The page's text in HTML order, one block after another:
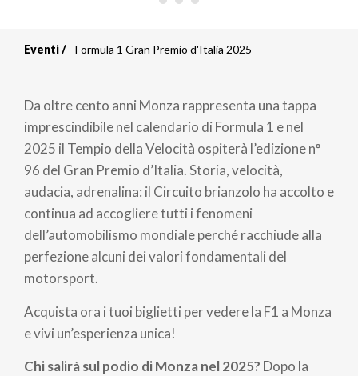
di
pane
Eventi Formula 1 Gran Premio d'Italia 2025
Da oltre cento anni Monza rappresenta una tappa
imprescindibile nel calendario di Formula 1 e nel
2025 il Tempio della Velocità ospiterà l’edizione n°
96 del Gran Premio d’Italia. Storia, velocità,
audacia, adrenalina: il Circuito brianzolo ha accolto e
continua ad accogliere tutti i fenomeni
dell’automobilismo mondiale perché racchiude alla
perfezione alcuni dei valori fondamentali del
motorsport.
Acquista ora i tuoi biglietti per vedere la F1 a Monza
e vivi un’esperienza unica!
Chi salirà sul podio di Monza nel 2025? Dopo la